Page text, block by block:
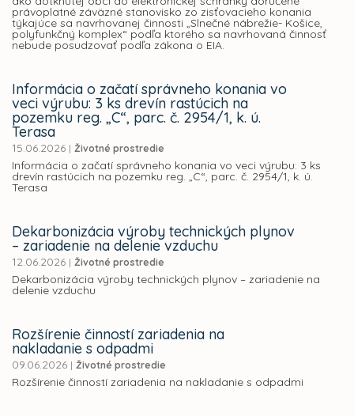
právoplatné záväzné stanovisko zo zisťovacieho konania
týkajúce sa navrhovanej činnosti „Slnečné nábrežie- Košice,
polyfunkčný komplex“ podľa ktorého sa navrhovaná činnosť
nebude posudzovať podľa zákona o EIA.
Informácia o začatí správneho konania vo
veci výrubu: 3 ks drevín rastúcich na
pozemku reg. „C“, parc. č. 2954/1, k. ú.
Terasa
15.06.2026 | Životné prostredie
Informácia o začatí správneho konania vo veci výrubu: 3 ks
drevín rastúcich na pozemku reg. „C“, parc. č. 2954/1, k. ú.
Terasa
Dekarbonizácia výroby technických plynov
– zariadenie na delenie vzduchu
12.06.2026 | Životné prostredie
Dekarbonizácia výroby technických plynov – zariadenie na
delenie vzduchu
Rozšírenie činností zariadenia na
nakladanie s odpadmi
09.06.2026 | Životné prostredie
Rozšírenie činností zariadenia na nakladanie s odpadmi